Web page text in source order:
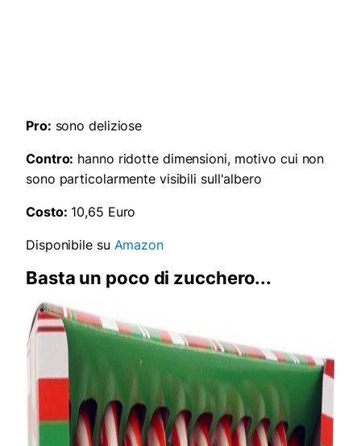
Pro: sono deliziose
Contro: hanno ridotte dimensioni, motivo cui non
sono particolarmente visibili sull'albero
Costo: 10,65 Euro
Disponibile su Amazon
Basta un poco di zucchero...